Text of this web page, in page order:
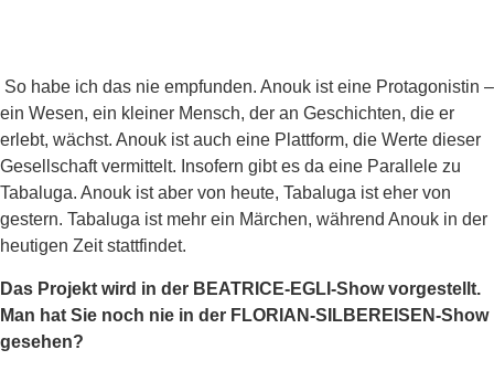
So habe ich das nie empfunden. Anouk ist eine Protagonistin –
ein Wesen, ein kleiner Mensch, der an Geschichten, die er
erlebt, wächst. Anouk ist auch eine Plattform, die Werte dieser
Gesellschaft vermittelt. Insofern gibt es da eine Parallele zu
Tabaluga. Anouk ist aber von heute, Tabaluga ist eher von
gestern. Tabaluga ist mehr ein Märchen, während Anouk in der
heutigen Zeit stattfindet.
Das Projekt wird in der BEATRICE-EGLI-Show vorgestellt.
Man hat Sie noch nie in der FLORIAN-SILBEREISEN-Show
gesehen?